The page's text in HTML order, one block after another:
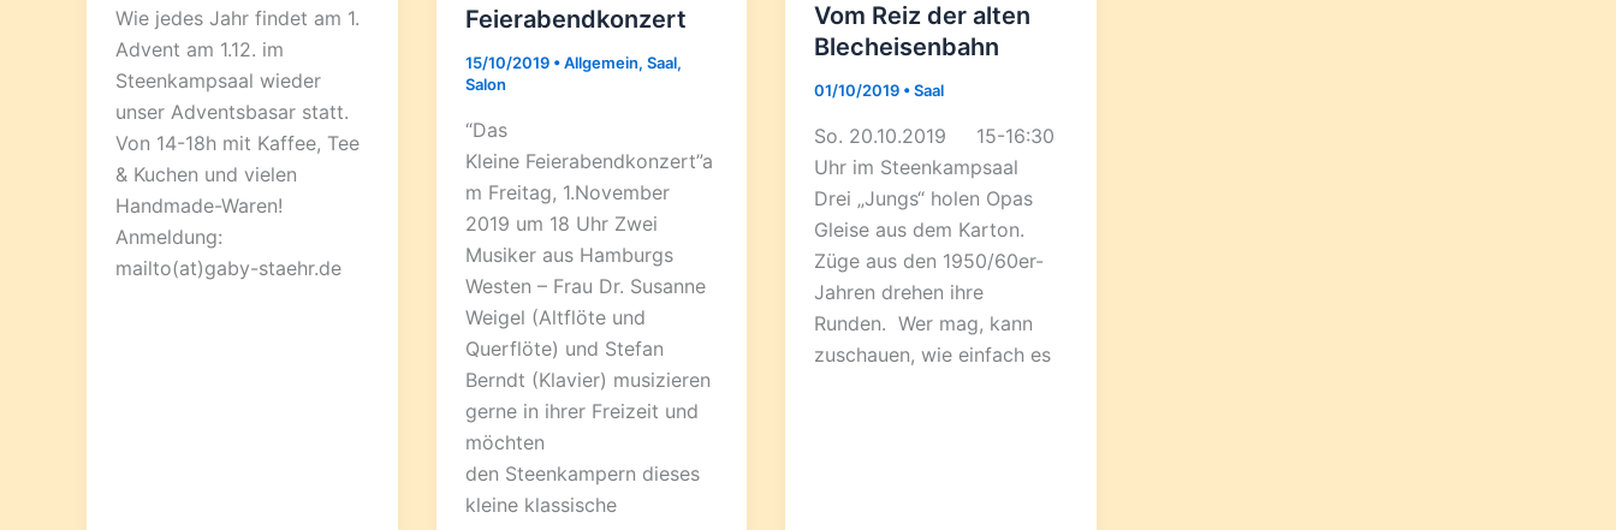
Wie jedes Jahr findet am 1.
Advent am 1.12. im
Steenkampsaal wieder
unser Adventsbasar statt.
Von 14-18h mit Kaffee, Tee
& Kuchen und vielen
Handmade-Waren!
Anmeldung:
mailto(at)gaby-staehr.de
Feierabendkonzert
15/10/2019 •Allgemein, Saal,
Salon
“Das
Kleine Feierabendkonzert”a
m Freitag, 1.November
2019 um 18 Uhr Zwei
Musiker aus Hamburgs
Westen – Frau Dr. Susanne
Weigel (Altflöte und
Querflöte) und Stefan
Berndt (Klavier) musizieren
gerne in ihrer Freizeit und
möchten
den Steenkampern dieses
kleine klassische
Vom Reiz der alten
Blecheisenbahn
01/10/2019 •Saal
So. 20.10.2019 15-16:30
Uhr im Steenkampsaal
Drei „Jungs“ holen Opas
Gleise aus dem Karton.
Züge aus den 1950/60er-
Jahren drehen ihre
Runden. Wer mag, kann
zuschauen, wie einfach es